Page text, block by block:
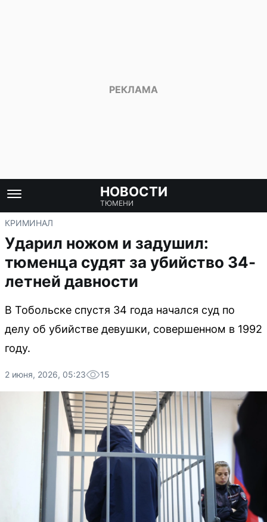
НОВОСТИ
ТЮМЕНИ
КРИМИНАЛ
Ударил ножом и задушил:
тюменца судят за убийство 34-
летней давности
В Тобольске спустя 34 года начался суд по
делу об убийстве девушки, совершенном в 1992
году.
2 июня, 2026, 05:23 15